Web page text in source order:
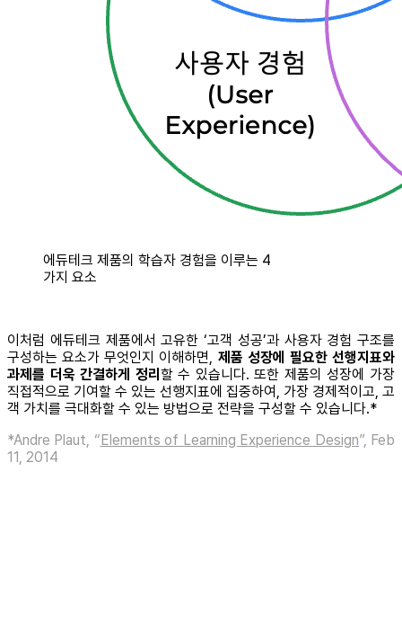
에듀테크 제품의 학습자 경험을 이루는 4
가지 요소
이처럼 에듀테크 제품에서 고유한 ‘고객 성공’과 사용자 경험 구조를
구성하는 요소가 무엇인지 이해하면, 제품 성장에 필요한 선행지표와
과제를 더욱 간결하게 정리 할 수 있습니다. 또한 제품의 성장에 가장
직접적으로 기여할 수 있는 선행지표에 집중하여, 가장 경제적이고, 고
객 가치를 극대화할 수 있는 방법으로 전략을 구성할 수 있습니다.*
*Andre Plaut, “Elements of Learning Experience Design”, Feb
11, 2014